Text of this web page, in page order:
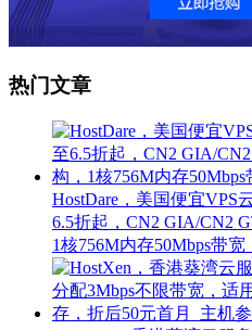
热门文章
HostDare，美国便宜VPS
6.5折起，CN2 GIA/CN2
1核756M内存50Mbps带宽